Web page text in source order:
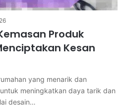
Produk
Kesan
yang menarik dan
meningkatkan daya tarik dan
desain…